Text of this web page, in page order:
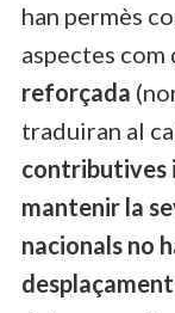
han permès
aspectes com
reforçada
traduiran al
contributives
mantenir la
nacionals no
desplaçament